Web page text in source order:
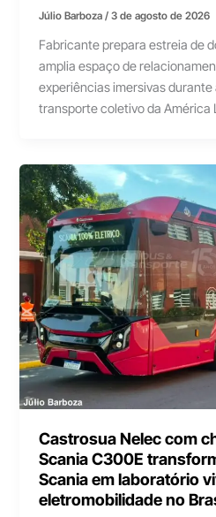
Júlio Barboza/3 de agosto de 2026
Fabricante prepara estreia de
amplia espaço de
experiências imersivas durante
transporte coletivo da América
Castrosua Nelec com
Scania C300E
Scania em laboratório
eletromobilidade no